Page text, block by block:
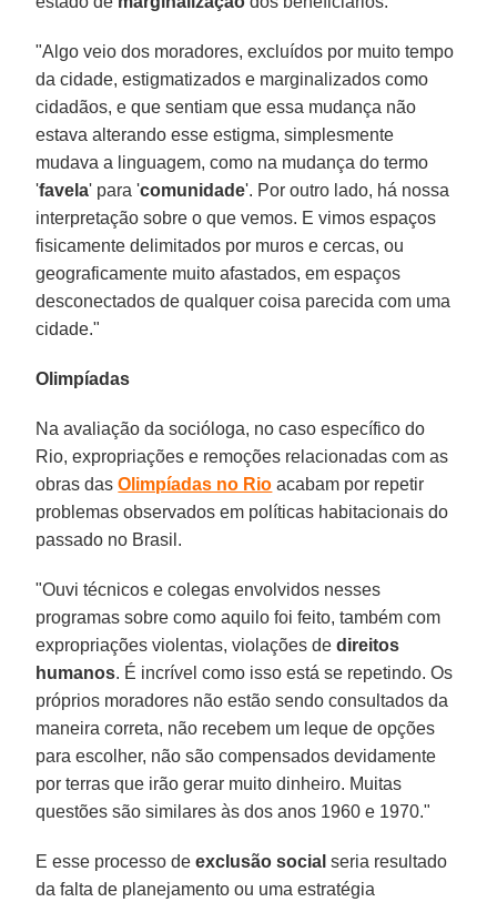
"Algo veio dos moradores, excluídos por muito tempo
da cidade, estigmatizados e marginalizados como
cidadãos, e que sentiam que essa mudança não
estava alterando esse estigma, simplesmente
mudava a linguagem, como na mudança do termo
'favela' para 'comunidade'. Por outro lado, há nossa
interpretação sobre o que vemos. E vimos espaços
fisicamente delimitados por muros e cercas, ou
geograficamente muito afastados, em espaços
desconectados de qualquer coisa parecida com uma
cidade."
Olimpíadas
Na avaliação da socióloga, no caso específico do
Rio, expropriações e remoções relacionadas com as
obras dasOlimpíadas no Rio acabam por repetir
problemas observados em políticas habitacionais do
passado no Brasil.
"Ouvi técnicos e colegas envolvidos nesses
programas sobre como aquilo foi feito, também com
expropriações violentas, violações dedireitos
humanos. É incrível como isso está se repetindo. Os
próprios moradores não estão sendo consultados da
maneira correta, não recebem um leque de opções
para escolher, não são compensados devidamente
por terras que irão gerar muito dinheiro. Muitas
questões são similares às dos anos 1960 e 1970."
E esse processo deexclusão social seria resultado
da falta de planejamento ou uma estratégia